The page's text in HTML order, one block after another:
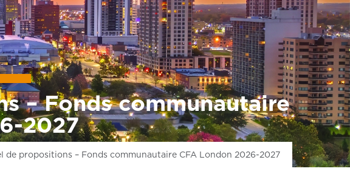
Calendrier Contact English
– Fonds communautaire
2027
de propositions – Fonds communautaire CFA London 2026-2027